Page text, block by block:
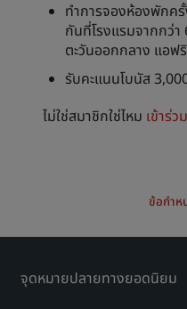
ทำการจองห้องพักค
กันที่โรงแรมจากกว่า
ตะวันออกกลาง แอฟ
รับคะแนนโบนัส
ไม่ใช่สมาชิกใช่ไหม เข้าร่วม
ข้อกำห
จุดหมายปลายทางยอดนิยม